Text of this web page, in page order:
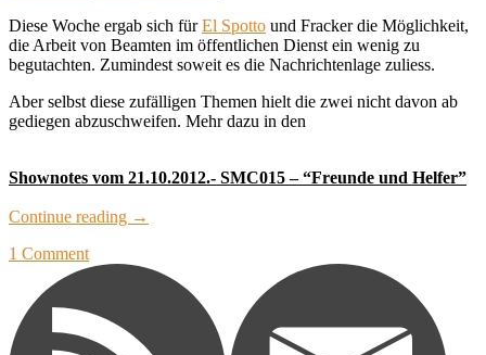
Diese Woche ergab sich fürEl Spotto und Fracker die Möglichkeit,
die Arbeit von Beamten im öffentlichen Dienst ein wenig zu
begutachten. Zumindest soweit es die Nachrichtenlage zuliess.
Aber selbst diese zufälligen Themen hielt die zwei nicht davon ab
gediegen abzuschweifen. Mehr dazu in den
Shownotes vom 21.10.2012.- SMC015 – “Freunde und Helfer”
Continue reading →
1 Comment